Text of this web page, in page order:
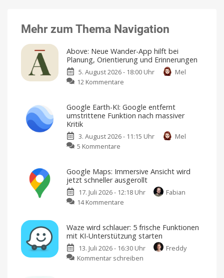
Mehr zum Thema Navigation
Above: Neue Wander-App hilft bei
Planung, Orientierung und Erinnerungen
5. August 2026 - 18:00 Uhr
Mel
12 Kommentare
Wander-
App
bei
Erinnerungen
Fairer
für
Google Earth-KI: Google entfernt
umstrittene Funktion nach massiver
Kritik
3. August 2026 - 11:15 Uhr
Mel
5 Kommentare
KI:
Google
entfernt
umstrittene
massiver
Kritik
Ein
für
Google Maps: Immersive Ansicht wird
jetzt schneller ausgerollt
17. Juli 2026 - 12:18 Uhr
Fabian
14 Kommentare
Immersive
Ansicht
wird
jetzt
Waze wird schlauer: 5 frische Funktionen
mit KI-Unterstützung starten
13. Juli 2026 - 16:30 Uhr
Freddy
Kommentar schreiben